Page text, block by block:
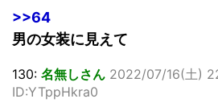
>>64
男の女装に見えて
130: 名無しさん 2022/07/16(土)
ID:YTppHkra0